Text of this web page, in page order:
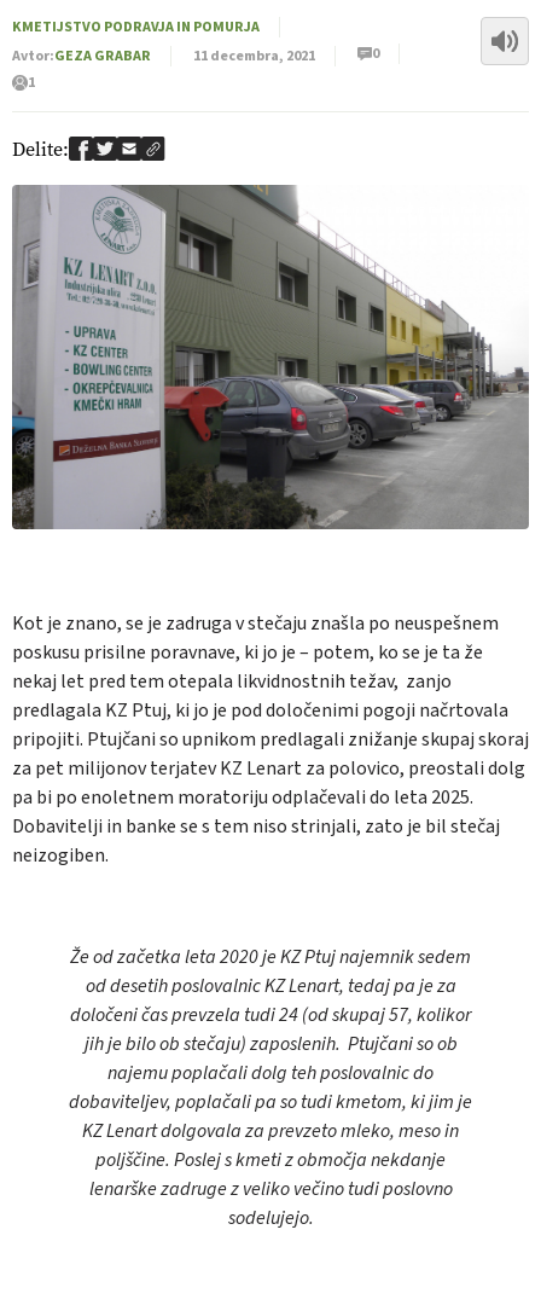
KMETIJSTVO PODRAVJA IN POMURJA
Avtor:GEZA GRABAR 11 decembra, 2021
0
1
Delite:
Kot je znano, se je zadruga v stečaju znašla po neuspešnem
poskusu prisilne poravnave, ki jo je – potem, ko se je ta že
nekaj let pred tem otepala likvidnostnih težav, zanjo
predlagala KZ Ptuj, ki jo je pod določenimi pogoji načrtovala
pripojiti. Ptujčani so upnikom predlagali znižanje skupaj skoraj
za pet milijonov terjatev KZ Lenart za polovico, preostali dolg
pa bi po enoletnem moratoriju odplačevali do leta 2025.
Dobavitelji in banke se s tem niso strinjali, zato je bil stečaj
neizogiben.
Že od začetka leta 2020 je KZ Ptuj najemnik sedem
od desetih poslovalnic KZ Lenart, tedaj pa je za
določeni čas prevzela tudi 24 (od skupaj 57, kolikor
jih je bilo ob stečaju) zaposlenih. Ptujčani so ob
najemu poplačali dolg teh poslovalnic do
dobaviteljev, poplačali pa so tudi kmetom, ki jim je
KZ Lenart dolgovala za prevzeto mleko, meso in
poljščine. Poslej s kmeti z območja nekdanje
lenarške zadruge z veliko večino tudi poslovno
sodelujejo.